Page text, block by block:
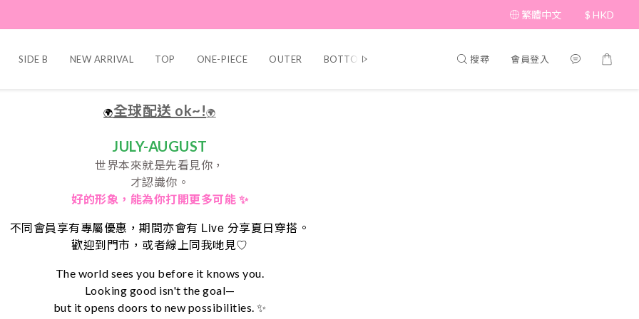
繁體中文 $ HKD
SIDE B NEW ARRIVAL TOP ONE-PIECE OUTER BOTTOM Beauty SHOES&BAG
搜尋 會員登入
🌍全球配送 ok~!🌍
JULY-AUGUST
世界本來就是先看見你，
才認識你。
好的形象， 能為你打開更多可能 ✨
不同會員享有專屬優惠，期間亦會有 Live 分享夏日穿搭。
歡迎到門市，或者線上同我哋見♡
The world sees you before it knows you.
Looking good isn't the goal—
but it opens doors to new possibilities. ✨